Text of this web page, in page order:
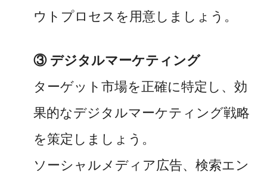
ウトプロセスを用意しましょう。
③ デジタルマーケティング
ターゲット市場を正確に特定し、効
果的なデジタルマーケティング戦略
を策定しましょう。
ソーシャルメディア広告、検索エン